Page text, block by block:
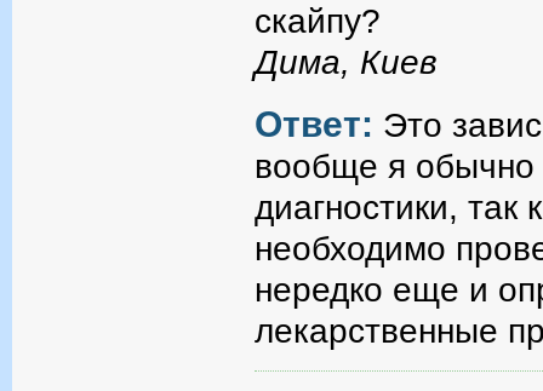
скайпу?
Дима, Киев
Ответ: Это
вообще я обычно
диагностики, так
необходимо
нередко еще и
лекарственные